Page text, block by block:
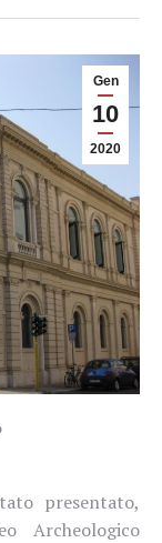
Gen
10
2020
presentato,
Archeologico